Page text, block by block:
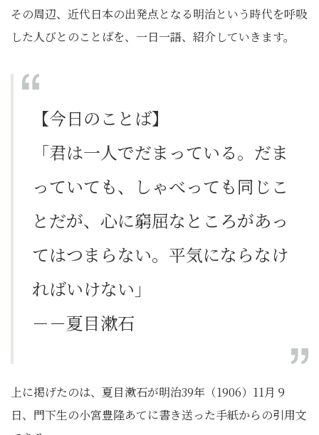
その周辺、近代日本の出発点となる明治という時代を呼吸
した人びとのことばを、一日一語、紹介していきます。
【今日のことば】
「君は一人でだまっている。だま
っていても、しゃべっても同じこ
とだが、心に窮屈なところがあっ
てはつまらない。平気にならなけ
ればいけない」
－－夏目漱石
上に掲げたのは、夏目漱石が明治39年（1906）11月９
日、門下生の小宮豊隆あてに書き送った手紙からの引用文